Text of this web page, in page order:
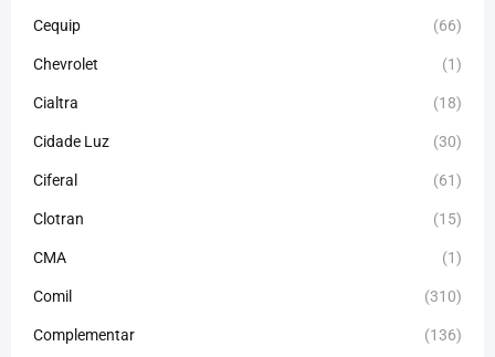
Cequip (66)
Chevrolet (1)
Cialtra (18)
Cidade Luz (30)
Ciferal (61)
Clotran (15)
CMA (1)
Comil (310)
Complementar (136)